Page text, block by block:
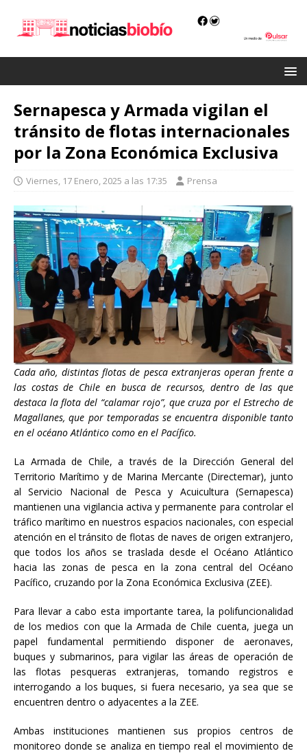
Sernapesca y Armada vigilan el
tránsito de flotas internacionales
por la Zona Económica Exclusiva
Viernes, 17 Enero, 2025 a las 17:35 Prensa
Cada año, distintas flotas de pesca extranjeras operan frente a
las costas de Chile en busca de recursos, dentro de las que
destaca la flota del “calamar rojo”, que cruza por el Estrecho de
Magallanes, que por temporadas se encuentra disponible tanto
en el océano Atlántico como en el Pacífico.
La Armada de Chile, a través de la Dirección General del
Territorio Marítimo y de Marina Mercante (Directemar), junto
al Servicio Nacional de Pesca y Acuicultura (Sernapesca)
mantienen una vigilancia activa y permanente para controlar el
tráfico marítimo en nuestros espacios nacionales, con especial
atención en el tránsito de flotas de naves de origen extranjero,
que todos los años se traslada desde el Océano Atlántico
hacia las zonas de pesca en la zona central del Océano
Pacífico, cruzando por la Zona Económica Exclusiva (ZEE).
Para llevar a cabo esta importante tarea, la polifuncionalidad
de los medios con que la Armada de Chile cuenta, juega un
papel fundamental permitiendo disponer de aeronaves,
buques y submarinos, para vigilar las áreas de operación de
las flotas pesqueras extranjeras, tomando registros e
interrogando a los buques, si fuera necesario, ya sea que se
encuentren dentro o adyacentes a la ZEE.
Ambas instituciones mantienen sus propios centros de
monitoreo donde se analiza en tiempo real el movimiento de